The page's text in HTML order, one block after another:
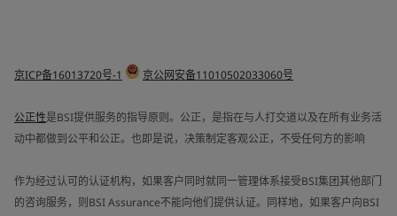
京ICP备16013720号-1 京公网安备11010502033060号
公正性是BSI提供服务的指导原则。公正，是指在与人打交道以及在所有业务活
动中都做到公平和公正。也即是说，决策制定客观公正，不受任何方的影响
作为经过认可的认证机构，如果客户同时就同一管理体系接受BSI集团其他部门
的咨询服务，则BSI Assurance不能向他们提供认证。同样地，如果客户向BSI